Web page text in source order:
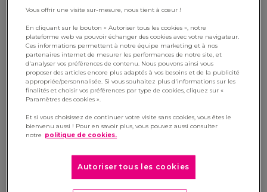
26 octobre 2021
Gonesse, le 21 octobre 2021 – Manutan, leader
européen du e-commerce BtoB spécialisé dans la
distribution d’équipements et fournitures aux
entreprises et aux collectivités, nomme Antoine
Compin au poste de Directeur Général de sa
filiale Manutan France.
Diplômé d’un Master 2 en Commerce International
à l’IAE de Grenoble en 2004 et d’un MBA HEC Paris
en 2017, Antoine Compin débute sa carrière
professionnelle au sein du groupe Michelin en 2005
Vous offrir une visite sur-mesure, nous tient à cœur !
En cliquant sur le bouton « Autoriser tous les cookies », notre
plateforme web va pouvoir échanger des cookies avec votre navigateur.
Ces informations permettent à notre équipe marketing et à nos
partenaires internet de mesurer les performances de notre site, et
d'analyser vos préférences de contenu. Nous pouvons ainsi vous
proposer des articles encore plus adaptés à vos besoins et de la publicité
appropriée/personnalisée. Si vous souhaitez plus d'informations sur les
finalités et choisir vos préférences par type de cookies, cliquez sur «
Paramètres des cookies ».
Et si vous choisissez de continuer votre visite sans cookies, vous êtes le
bienvenu aussi ! Pour en savoir plus, vous pouvez aussi consulter
notre politique de cookies.
Autoriser tous les cookies